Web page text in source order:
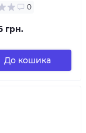
0
грн.
До кошика